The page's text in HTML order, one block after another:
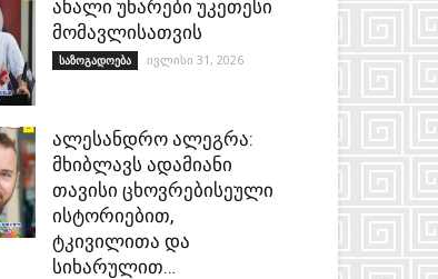
ახალი უნარები უკეთესი
მომავლისათვის
საზოგადოება ივლისი 31, 2026
ალესანდრო ალეგრა:
მხიბლავს ადამიანი
თავისი ცხოვრებისეული
ისტორიებით,
ტკივილითა და
სიხარულით…